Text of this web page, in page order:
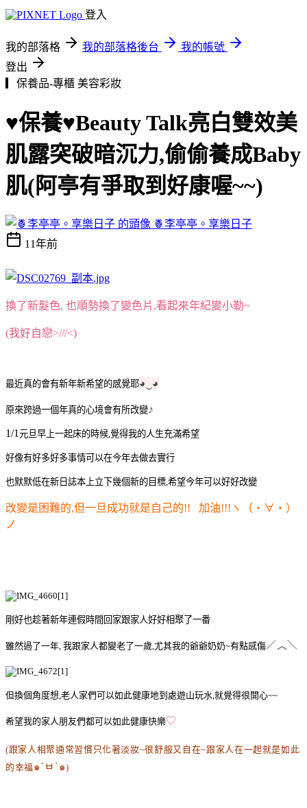
登入
我的部落格 我的部落格後台
我的帳號
登出
▎保養品-專櫃 美容彩妝
♥保養♥Beauty Talk亮白雙效美
肌露突破暗沉力,偷偷養成Baby
肌(阿亭有爭取到好康喔~~)
🍍李亭亭。享樂日子
11年前
換了新髮色, 也順勢換了變色片,看起來年紀變小勒~
(我好自戀>///<)
最近真的會有新年新希望的感覺耶◕‿◕
原來跨過一個年真的心境會有所改變♪
1/1 元旦早上一起床的時候,覺得我的人生充滿希望
好像有好多好多事情可以在今年去做去實行
也默默低在新日誌本上立下幾個新的目標,希望今年可以好好改變
改變是困難的,但一旦成功就是自己的!! 加油!!!ヽ（・∀・）
ノ
剛好也趁著新年連假時間回家跟家人好好相聚了一番
雖然過了一年, 我跟家人都變老了一歲,尤其我的爺爺奶奶~有點感傷／︿＼
但換個角度想,老人家們可以如此健康地到處遊山玩水,就覺得很開心~~
希望我的家人朋友們都可以如此健康快樂♡
(跟家人相聚通常習慣只化著淡妝~很舒服又自在~跟家人在一起就是如此
的幸福๑´ㅂ`๑)